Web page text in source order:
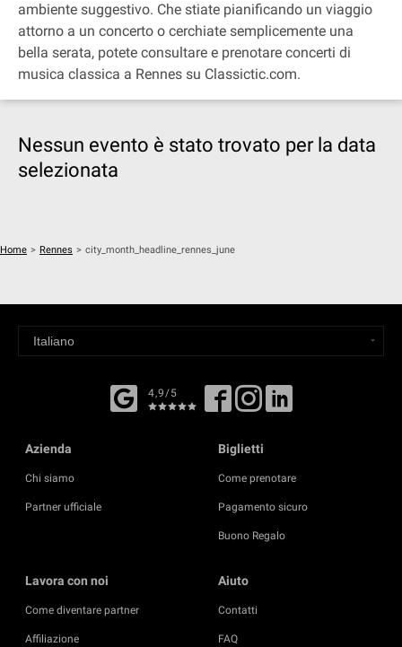
ambiente suggestivo. Che stiate pianificando un viaggio
attorno a un concerto o cerchiate semplicemente una
bella serata, potete consultare e prenotare concerti di
musica classica a Rennes su Classictic.com.
Nessun evento è stato trovato per la data
selezionata
Home > Rennes > city_month_headline_rennes_june
4,9/5
Azienda
Chi siamo
Partner ufficiale
Biglietti
Come prenotare
Pagamento sicuro
Buono Regalo
Lavora con noi
Come diventare partner
Affiliazione
Aiuto
Contatti
FAQ